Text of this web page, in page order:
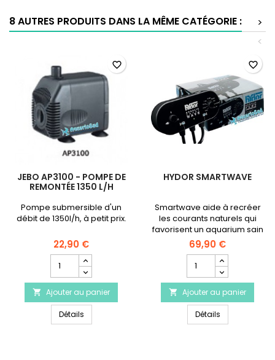
8 AUTRES PRODUITS DANS LA MÊME CATÉGORIE :
>
<
JEBO AP3100 - POMPE DE
REMONTÉE 1350 L/H
Pompe submersible d'un
débit de 1350l/h, à petit prix.
22,90 €
quantité
du
produit
JEBO
AP3100
-
 Ajouter au panier
DétailsJEBO AP3100 - Pompe de remontée 1350 l/h
favorite_border
HYDOR SMARTWAVE
Smartwave aide à recréer
les courants naturels qui
favorisent un aquarium sain
en contrôlant 1 ou plusieurs
pompes.
69,90 €
quantité
du
produit
HYDOR
SmartWave
 Ajouter au panier
DétailsHYDOR
favorite_border